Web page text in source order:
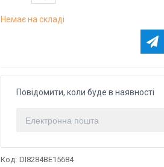
Немає на складі
Повідомити, коли буде в наявності
Код: DI8284BE15684